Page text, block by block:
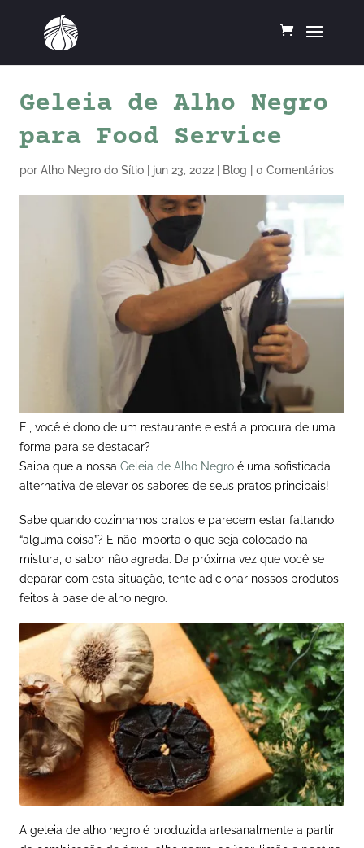
Geleia de Alho Negro
para Food Service
por Alho Negro do Sítio jun 23, 2022 Blog 0 Comentários
Ei, você é dono de um restaurante e está a procura de uma
forma para se destacar?
Saiba que a nossa Geleia de Alho Negro é uma sofisticada
alternativa de elevar os sabores de seus pratos principais!
Sabe quando cozinhamos pratos e parecem estar faltando
“alguma coisa”? E não importa o que seja colocado na
mistura, o sabor não agrada. Da próxima vez que você se
deparar com esta situação, tente adicionar nossos produtos
feitos à base de alho negro.
A geleia de alho negro é produzida artesanalmente a partir